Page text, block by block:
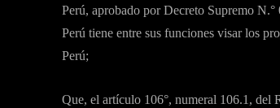
Perú, aprobado por Decreto Supremo
Perú tiene entre sus funciones visar los
Perú;
Que, el artículo 106°, numeral 106.1, del